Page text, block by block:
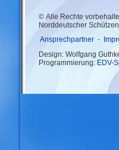
© Alle Rechte
Norddeutscher
Ansprechpartner -
Design: Wolfgang
Programmierung: EDV-